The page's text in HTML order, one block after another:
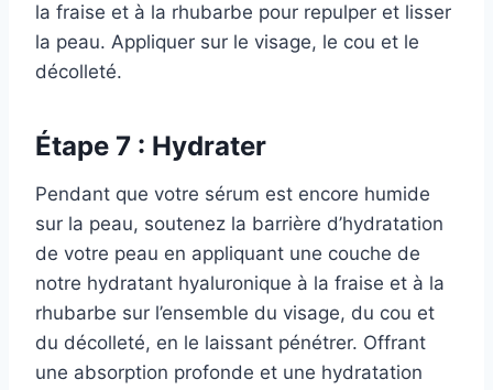
la fraise et à la rhubarbe pour repulper et lisser
la peau. Appliquer sur le visage, le cou et le
décolleté.
Étape 7 : Hydrater
Pendant que votre sérum est encore humide
sur la peau, soutenez la barrière d’hydratation
de votre peau en appliquant une couche de
notre hydratant hyaluronique à la fraise et à la
rhubarbe sur l’ensemble du visage, du cou et
du décolleté, en le laissant pénétrer. Offrant
une absorption profonde et une hydratation